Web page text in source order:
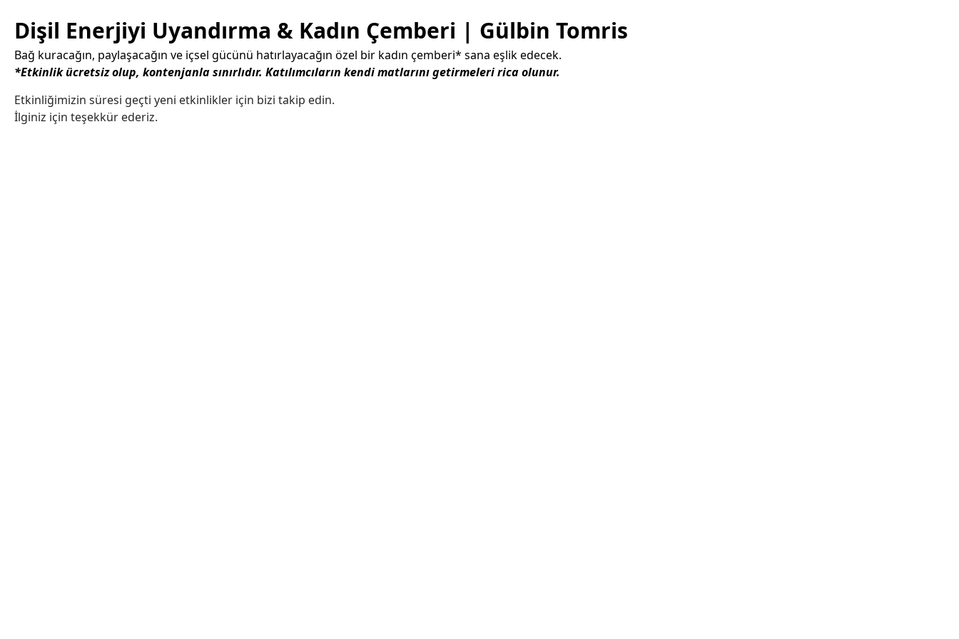
Dişil Enerjiyi Uyandırma & Kadın Çemberi | Gülbin Tomris
Bağ kuracağın, paylaşacağın ve içsel gücünü hatırlayacağın özel bir kadın çemberi* sana eşlik edecek.
*Etkinlik ücretsiz olup, kontenjanla sınırlıdır. Katılımcıların kendi matlarını getirmeleri rica olunur.
Etkinliğimizin süresi geçti yeni etkinlikler için bizi takip edin.
İlginiz için teşekkür ederiz.